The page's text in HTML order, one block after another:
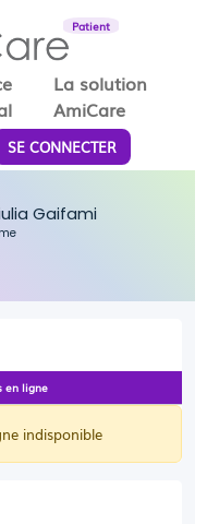
Patient
La solution
AmiCare
SE CONNECTER
Gaifami
en ligne
indisponible